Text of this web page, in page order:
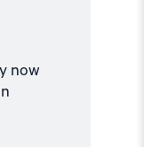
now